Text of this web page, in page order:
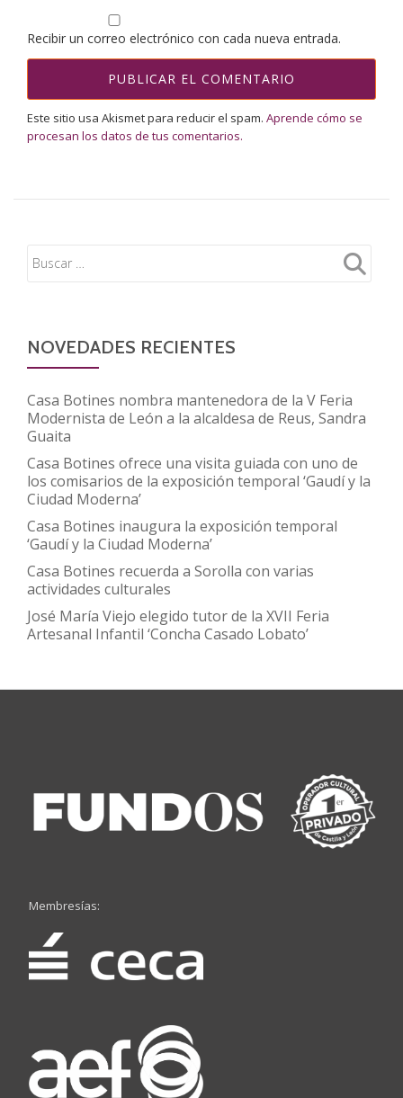
Recibir un correo electrónico con cada nueva entrada.
Este sitio usa Akismet para reducir el spam. Aprende cómo se
procesan los datos de tus comentarios.
NOVEDADES RECIENTES
Casa Botines nombra mantenedora de la V Feria
Modernista de León a la alcaldesa de Reus, Sandra
Guaita
Casa Botines ofrece una visita guiada con uno de
los comisarios de la exposición temporal ‘Gaudí y la
Ciudad Moderna’
Casa Botines inaugura la exposición temporal
‘Gaudí y la Ciudad Moderna’
Casa Botines recuerda a Sorolla con varias
actividades culturales
José María Viejo elegido tutor de la XVII Feria
Artesanal Infantil ‘Concha Casado Lobato’
Membresías: